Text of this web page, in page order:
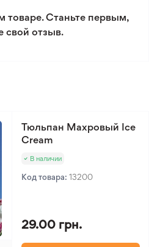
и ароматного весеннего
товаре. Станьте первым,
свой отзыв.
Тюльпан Махровый Ice
Cream
В наличии
Код товара: 13200
29.00 грн.